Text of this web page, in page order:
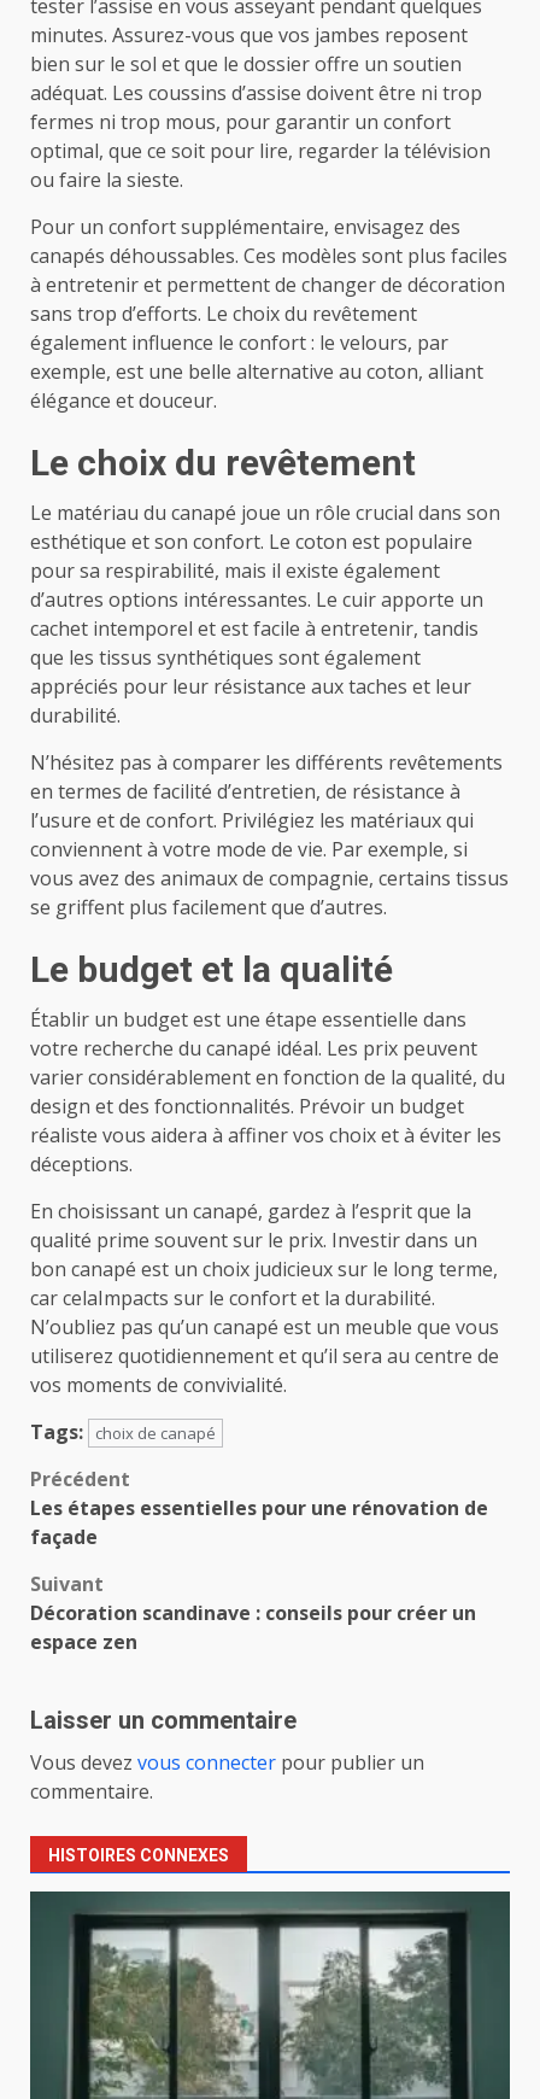
tester l’assise en vous asseyant pendant quelques
minutes. Assurez-vous que vos jambes reposent
bien sur le sol et que le dossier offre un soutien
adéquat. Les coussins d’assise doivent être ni trop
fermes ni trop mous, pour garantir un confort
optimal, que ce soit pour lire, regarder la télévision
ou faire la sieste.
Pour un confort supplémentaire, envisagez des
canapés déhoussables. Ces modèles sont plus faciles
à entretenir et permettent de changer de décoration
sans trop d’efforts. Le choix du revêtement
également influence le confort : le velours, par
exemple, est une belle alternative au coton, alliant
élégance et douceur.
Le choix du revêtement
Le matériau du canapé joue un rôle crucial dans son
esthétique et son confort. Le coton est populaire
pour sa respirabilité, mais il existe également
d’autres options intéressantes. Le cuir apporte un
cachet intemporel et est facile à entretenir, tandis
que les tissus synthétiques sont également
appréciés pour leur résistance aux taches et leur
durabilité.
N’hésitez pas à comparer les différents revêtements
en termes de facilité d’entretien, de résistance à
l’usure et de confort. Privilégiez les matériaux qui
conviennent à votre mode de vie. Par exemple, si
vous avez des animaux de compagnie, certains tissus
se griffent plus facilement que d’autres.
Le budget et la qualité
Établir un budget est une étape essentielle dans
votre recherche du canapé idéal. Les prix peuvent
varier considérablement en fonction de la qualité, du
design et des fonctionnalités. Prévoir un budget
réaliste vous aidera à affiner vos choix et à éviter les
déceptions.
En choisissant un canapé, gardez à l’esprit que la
qualité prime souvent sur le prix. Investir dans un
bon canapé est un choix judicieux sur le long terme,
car celaImpacts sur le confort et la durabilité.
N’oubliez pas qu’un canapé est un meuble que vous
utiliserez quotidiennement et qu’il sera au centre de
vos moments de convivialité.
Tags:
choix de canapé
Navigation
d’article
Précédent
Les étapes essentielles pour une rénovation de
façade
Suivant
Décoration scandinave : conseils pour créer un
espace zen
Laisser un commentaire
Vous devez vous connecter pour publier un
commentaire.
HISTOIRES CONNEXES